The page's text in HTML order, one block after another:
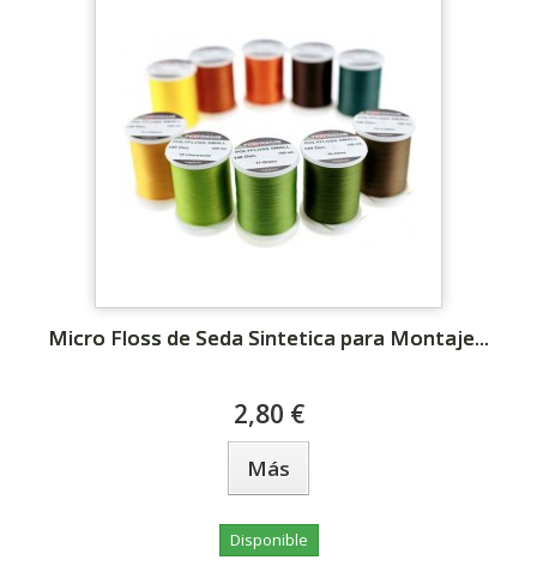
Micro Floss de Seda Sintetica para Montaje...
2,80 €
Más
Disponible